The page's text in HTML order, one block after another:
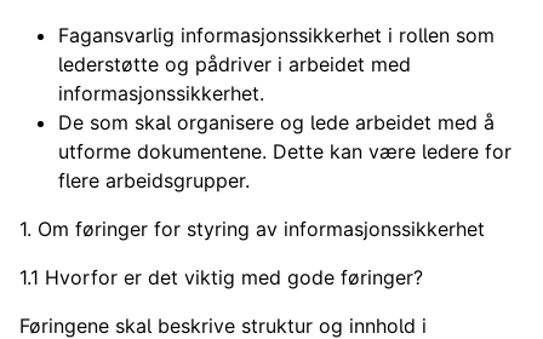
Fagansvarlig informasjonssikkerhet i rollen som
lederstøtte og pådriver i arbeidet med
informasjonssikkerhet.
De som skal organisere og lede arbeidet med å
utforme dokumentene. Dette kan være ledere for
flere arbeidsgrupper.
1. Om føringer for styring av informasjonssikkerhet
1.1 Hvorfor er det viktig med gode føringer?
Føringene skal beskrive struktur og innhold i